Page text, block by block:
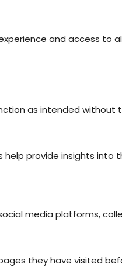
and access to
as intended without
provide insights
media platforms,
they have visited